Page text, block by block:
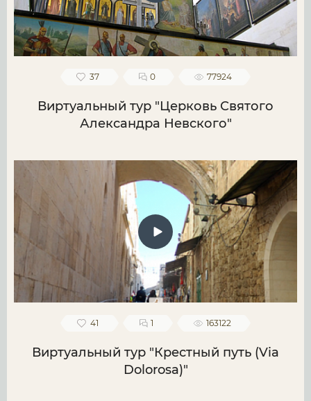
37 0 77924
Виртуальный тур "Церковь Святого
Александра Невского"
41 1 163122
Виртуальный тур "Крестный путь (Via
Dolorosa)"